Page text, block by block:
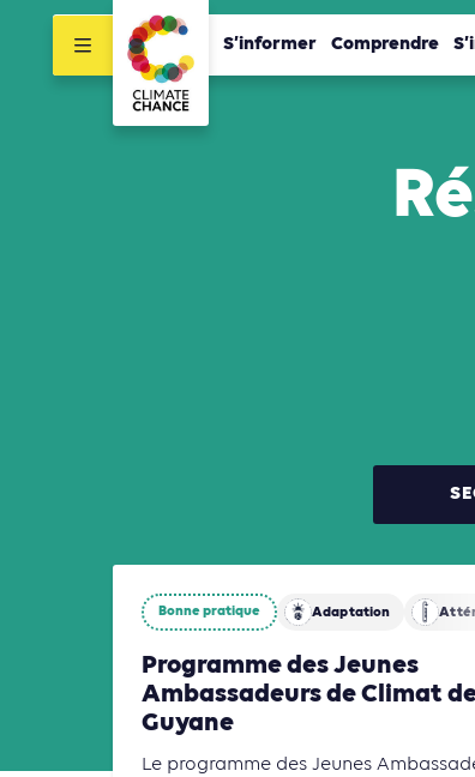
S’informer Comprendre
Bonne pratique Adaptation
Programme des Jeunes
Ambassadeurs de Climat
Guyane
Le programme des Jeunes